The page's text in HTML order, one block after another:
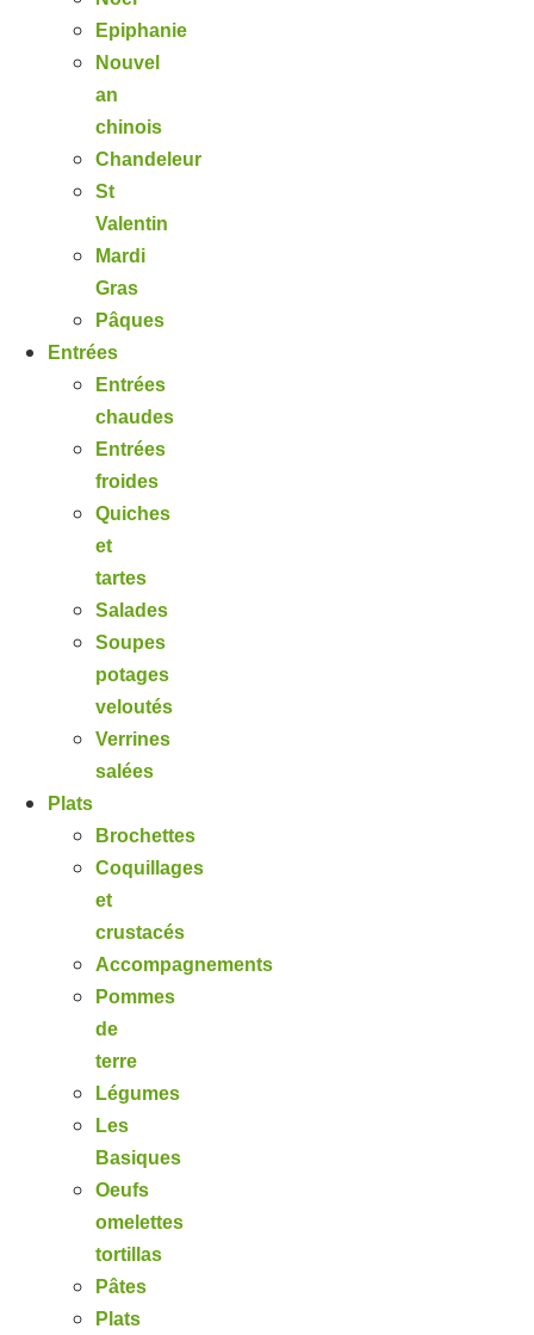
Epiphanie
Nouvel
an
chinois
Chandeleur
St
Valentin
Mardi
Gras
Pâques
Entrées
Entrées
chaudes
Entrées
froides
Quiches
et
tartes
Salades
Soupes
potages
veloutés
Verrines
salées
Plats
Brochettes
Coquillages
et
crustacés
Accompagnements
Pommes
de
terre
Légumes
Les
Basiques
Oeufs
omelettes
tortillas
Pâtes
Plats